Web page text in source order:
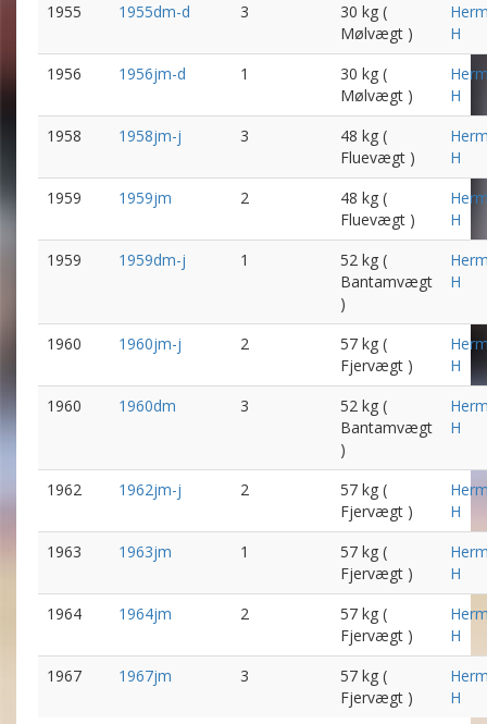
1955
1955dm-d 3
30 kg (
Mølvægt )
H
1956
1956jm-d 1
30 kg (
Mølvægt )
H
1958
1958jm-j 3
48 kg (
Fluevægt )
H
1959
1959jm 2
48 kg (
Fluevægt )
H
1959
1959dm-j 1
52 kg (
Bantamvægt
)
H
1960 1960jm-j 2
57 kg (
Fjervægt )
H
1960
1960dm 3
52 kg (
Bantamvægt
)
H
1962 1962jm-j 2
57 kg (
Fjervægt )
H
1963
1963jm 1
57 kg (
Fjervægt )
H
1964
1964jm 2
57 kg (
Fjervægt )
H
1967
1967jm 3
57 kg (
Fjervægt )
H